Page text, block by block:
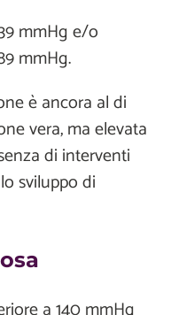
mmHg e/o
mmHg.
è ancora al di
vera, ma elevata
di interventi
sviluppo di